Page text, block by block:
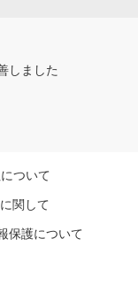
しました
ついて
関して
保護について